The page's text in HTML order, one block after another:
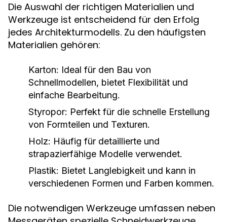
Die Auswahl der richtigen Materialien und
Werkzeuge ist entscheidend für den Erfolg
jedes Architekturmodells. Zu den häufigsten
Materialien gehören:
Karton: Ideal für den Bau von
Schnellmodellen, bietet Flexibilität und
einfache Bearbeitung.
Styropor: Perfekt für die schnelle Erstellung
von Formteilen und Texturen.
Holz: Häufig für detaillierte und
strapazierfähige Modelle verwendet.
Plastik: Bietet Langlebigkeit und kann in
verschiedenen Formen und Farben kommen.
Die notwendigen Werkzeuge umfassen neben